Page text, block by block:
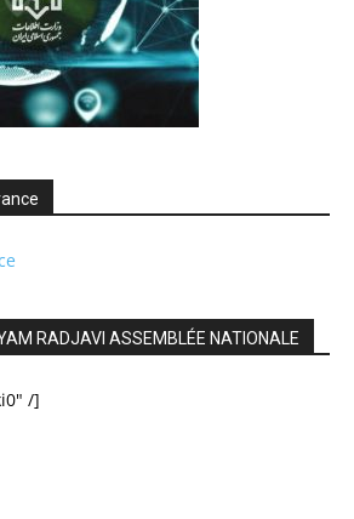
RADJAVI ASSEMBLÉE NATIONALE
/]